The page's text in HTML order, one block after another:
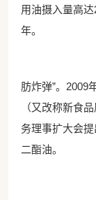
用油摄入量高
年。
肪炸弹”。2009
（又改称新食
务理事扩大会
二酯油。